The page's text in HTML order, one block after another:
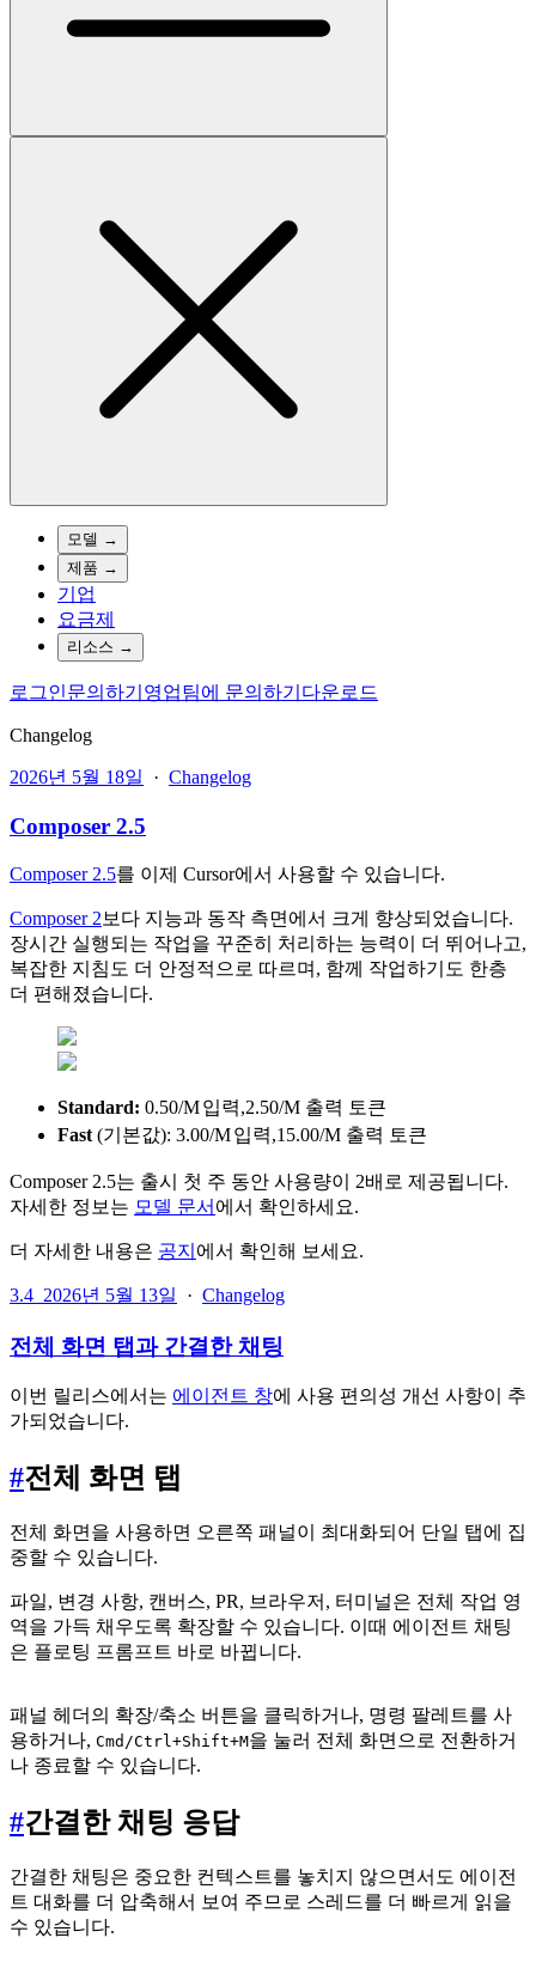
모델 →
제품 →
기업
요금제
리소스 →
로그인문의하기 영업팀에 문의하기 다운로드
Changelog
2026년 5월 18일 · Changelog
Composer 2.5
Composer 2.5를 이제 Cursor에서 사용할 수 있습니다.
Composer 2 보다 지능과 동작 측면에서 크게 향상되었습니다.
장시간 실행되는 작업을 꾸준히 처리하는 능력이 더 뛰어나고,
복잡한 지침도 더 안정적으로 따르며, 함께 작업하기도 한층
더 편해졌습니다.
Standard: 0.50/M입력,2.50/M 출력 토큰
Fast (기본값): 3.00/M입력,15.00/M 출력 토큰
Composer 2.5는 출시 첫 주 동안 사용량이 2배로 제공됩니다.
자세한 정보는 모델 문서 에서 확인하세요.
더 자세한 내용은 공지 에서 확인해 보세요.
3.4 2026년 5월 13일 · Changelog
전체 화면 탭과 간결한 채팅
이번 릴리스에서는 에이전트 창에 사용 편의성 개선 사항이 추
가되었습니다.
#전체 화면 탭
전체 화면을 사용하면 오른쪽 패널이 최대화되어 단일 탭에 집
중할 수 있습니다.
파일, 변경 사항, 캔버스, PR, 브라우저, 터미널은 전체 작업 영
역을 가득 채우도록 확장할 수 있습니다. 이때 에이전트 채팅
은 플로팅 프롬프트 바로 바뀝니다.
패널 헤더의 확장/축소 버튼을 클릭하거나, 명령 팔레트를 사
용하거나, Cmd/Ctrl+Shift+M을 눌러 전체 화면으로 전환하거
나 종료할 수 있습니다.
#간결한 채팅 응답
간결한 채팅은 중요한 컨텍스트를 놓치지 않으면서도 에이전
트 대화를 더 압축해서 보여 주므로 스레드를 더 빠르게 읽을
수 있습니다.